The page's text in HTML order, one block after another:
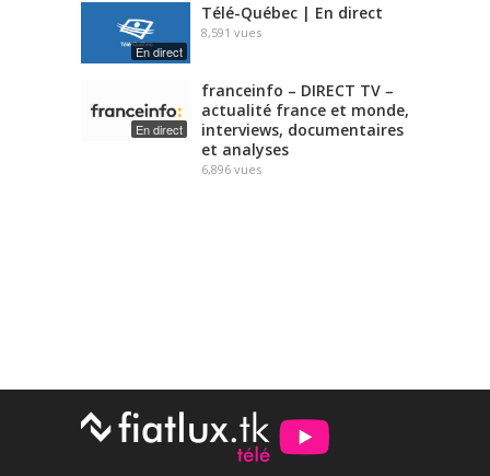
En direct
Télé-Québec | En direct
8,591 vues
En direct
franceinfo – DIRECT TV –
actualité france et monde,
interviews, documentaires
et analyses
6,896 vues